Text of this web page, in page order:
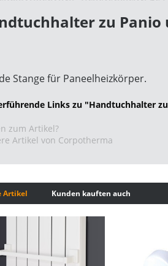
zu Panio
Stange für Paneelheizkörper.
Links zu "Handtuchhalter
zum Artikel?
Artikel von Corpotherma
Artikel Kunden kauften auch